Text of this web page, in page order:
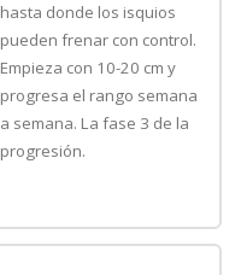
hasta donde los isquios
pueden frenar con control.
Empieza con 10-20 cm y
progresa el rango semana
a semana. La fase 3 de la
progresión.